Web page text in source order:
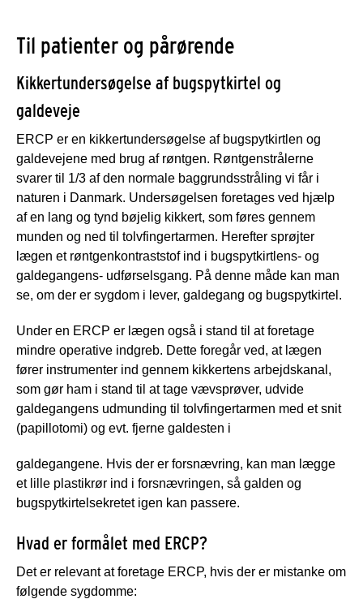
Til patienter og pårørende
Kikkertundersøgelse af bugspytkirtel og
galdeveje
ERCP er en kikkertundersøgelse af bugspytkirtlen og
galdevejene med brug af røntgen. Røntgenstrålerne
svarer til 1/3 af den normale baggrundsstråling vi får i
naturen i Danmark. Undersøgelsen foretages ved hjælp
af en lang og tynd bøjelig kikkert, som føres gennem
munden og ned til tolvfingertarmen. Herefter sprøjter
lægen et røntgenkontraststof ind i bugspytkirtlens- og
galdegangens- udførselsgang. På denne måde kan man
se, om der er sygdom i lever, galdegang og bugspytkirtel.
Under en ERCP er lægen også i stand til at foretage
mindre operative indgreb. Dette foregår ved, at lægen
fører instrumenter ind gennem kikkertens arbejdskanal,
som gør ham i stand til at tage vævsprøver, udvide
galdegangens udmunding til tolvfingertarmen med et snit
(papillotomi) og evt. fjerne galdesten i
galdegangene. Hvis der er forsnævring, kan man lægge
et lille plastikrør ind i forsnævringen, så galden og
bugspytkirtelsekretet igen kan passere.
Hvad er formålet med ERCP?
Det er relevant at foretage ERCP, hvis der er mistanke om
følgende sygdomme: